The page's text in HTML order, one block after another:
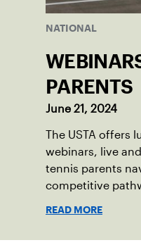
NATIONAL
PARENTS
June 21, 2024
The USTA offers
webinars, live
tennis parents
competitive
READ MORE